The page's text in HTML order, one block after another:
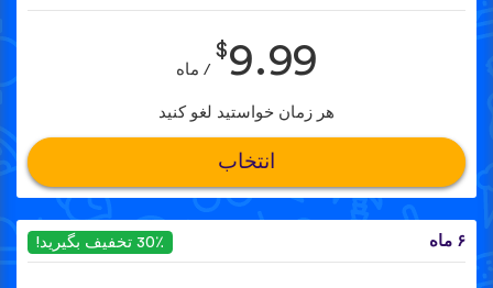
$9.99 / ماه
هر زمان خواستید لغو کنید
انتخاب
۶ ماه 30٪ تخفیف بگیرید!